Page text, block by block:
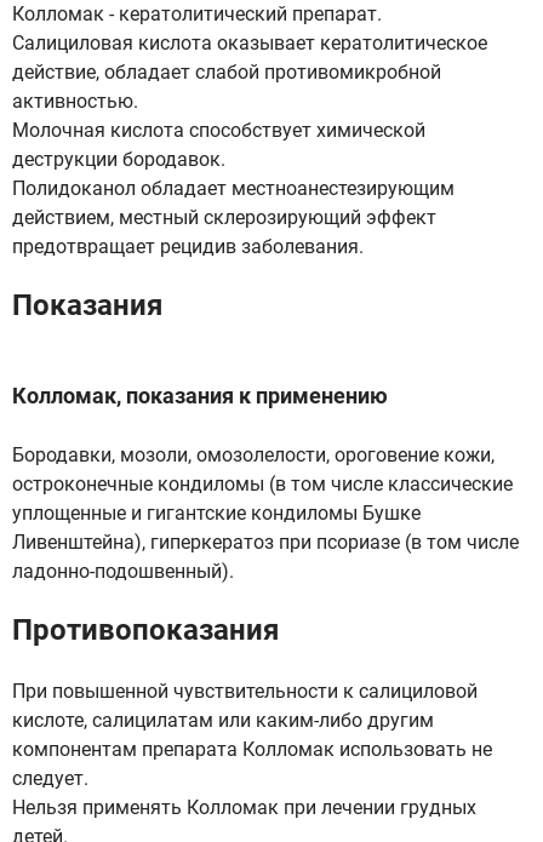
Колломак - кератолитический препарат.
Салициловая кислота оказывает кератолитическое
действие, обладает слабой противомикробной
активностью.
Молочная кислота способствует химической
деструкции бородавок.
Полидоканол обладает местноанестезирующим
действием, местный склерозирующий эффект
предотвращает рецидив заболевания.
Показания
Колломак, показания к применению
Бородавки, мозоли, омозолелости, ороговение кожи,
остроконечные кондиломы (в том числе классические
уплощенные и гигантские кондиломы Бушке
Ливенштейна), гиперкератоз при псориазе (в том числе
ладонно-подошвенный).
Противопоказания
При повышенной чувствительности к салициловой
кислоте, салицилатам или каким-либо другим
компонентам препарата Колломак использовать не
следует.
Нельзя применять Колломак при лечении грудных
детей.